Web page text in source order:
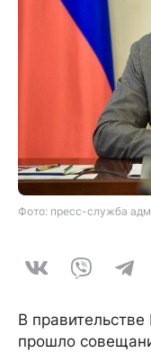
Фото: пресс-служба
В
прошло